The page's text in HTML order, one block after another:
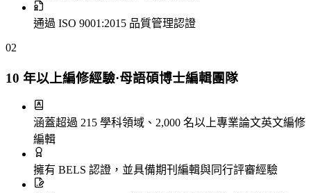
通過 ISO 9001:2015 品質管理認證
02
10 年以上編修經驗·母語碩博士編輯團隊
涵蓋超過 215 學科領域、2,000 名以上專業論文英文編修
編輯
擁有 BELS 認證，並具備期刊編輯與同行評審經驗